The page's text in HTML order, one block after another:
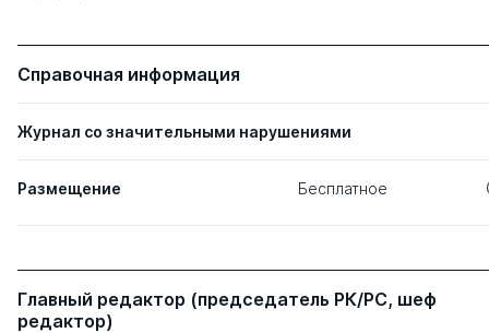
Справочная информация
Журнал со значительными нарушениями
Размещение Бесплатное
Главный редактор (председатель РК/РС, шеф
редактор)